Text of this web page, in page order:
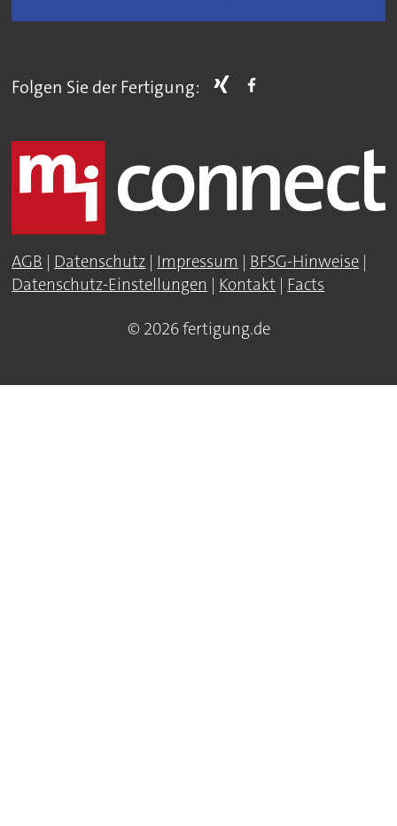
Folgen Sie der Fertigung:
AGB | Datenschutz | Impressum | BFSG-Hinweise |
Datenschutz-Einstellungen | Kontakt | Facts
© 2026 fertigung.de